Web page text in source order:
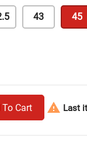
43 45
To Cart  Last